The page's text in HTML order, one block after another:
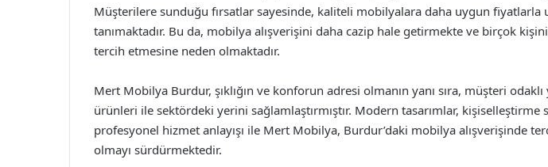
Müşterilere sunduğu fırsatlar sayesinde, kaliteli mobilyalara daha uygun fiyatlarla
tanımaktadır. Bu da, mobilya alışverişini daha cazip hale getirmekte ve birçok
tercih etmesine neden olmaktadır.
Mert Mobilya Burdur, şıklığın ve konforun adresi olmanın yanı sıra, müşteri odaklı
ürünleri ile sektördeki yerini sağlamlaştırmıştır. Modern tasarımlar, kişiselleştirme
profesyonel hizmet anlayışı ile Mert Mobilya, Burdur’daki mobilya alışverişinde
olmayı sürdürmektedir.